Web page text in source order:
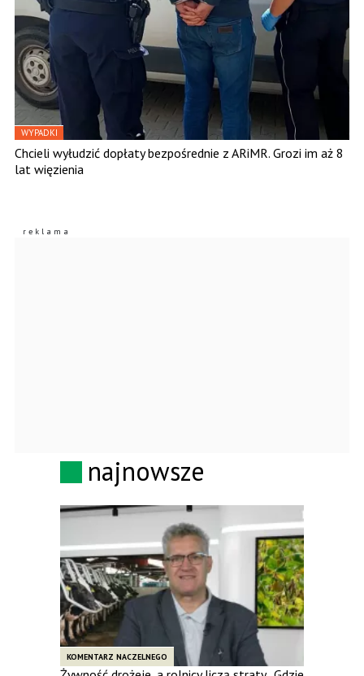
WYPADKI
Chcieli wyłudzić dopłaty bezpośrednie z ARiMR. Grozi im aż 8
lat więzienia
najnowsze
KOMENTARZ NACZELNEGO